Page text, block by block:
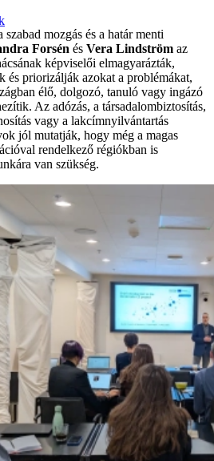
mozgás és a határ menti
Forsén és Vera Lindström az
képviselői elmagyarázták,
és priorizálják azokat a problémákat,
élő, dolgozó, tanuló vagy ingázó
Az adózás, a társadalombiztosítás,
vagy a lakcímnyilvántartás
jól mutatják, hogy még a magas
rendelkező régiókban is
van szükség.